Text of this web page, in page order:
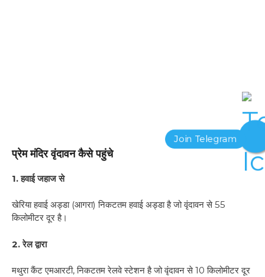
प्रेम मंदिर वृंदावन कैसे पहुंचे
1. हवाई जहाज से
खेरिया हवाई अड्डा (आगरा) निकटतम हवाई अड्डा है जो वृंदावन से 55
किलोमीटर दूर है।
2. रेल द्वारा
मथुरा कैंट एमआरटी, निकटतम रेलवे स्टेशन है जो वृंदावन से 10 किलोमीटर दूर